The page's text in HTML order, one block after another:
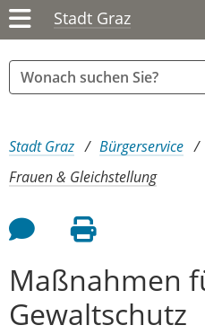
Stadt Graz
Sie sind hier:
Stadt Graz Bürgerservice
Frauen & Gleichstellung
Feedback an Autor
Seite drucken
Maßnahmen
Gewaltschutz